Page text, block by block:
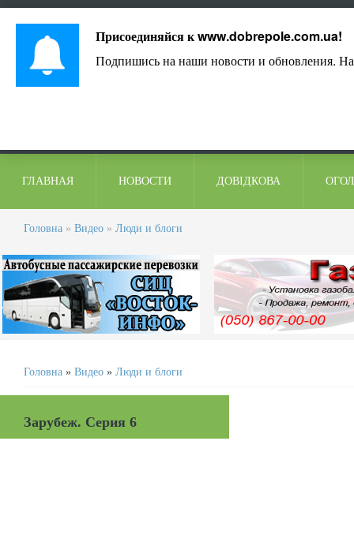
ГЛАВНАЯ НОВОСТИ ДОВІДКОВА
Головна » Видео » Люди и блоги
Головна » Видео » Люди и блоги
Зарубеж. Серия 6
Присоединяйся кwww.dobrepole.com.ua!
Подпишись на наши новости и обновления.